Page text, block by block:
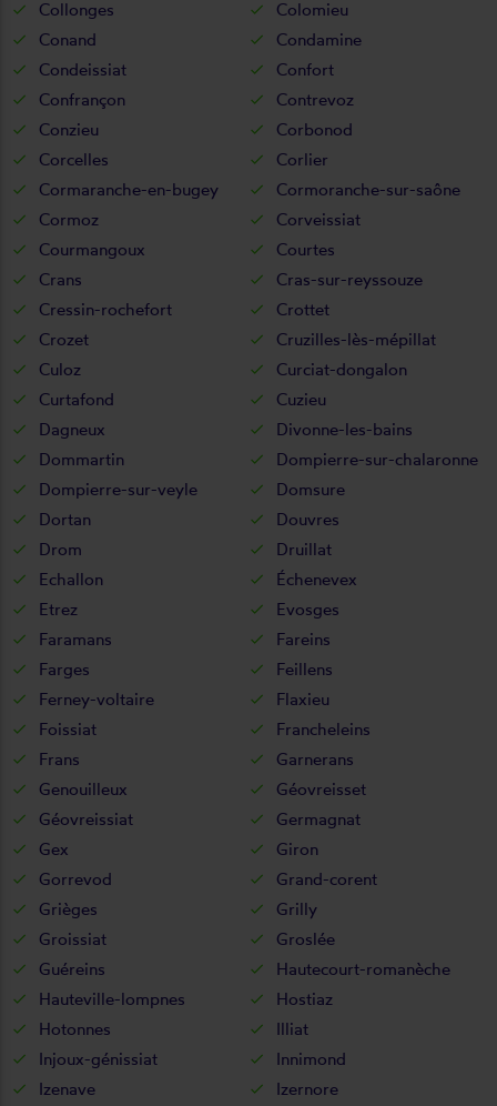
Collonges
Colomieu
Conand
Condamine
Condeissiat
Confort
Confrançon
Contrevoz
Conzieu
Corbonod
Corcelles
Corlier
Cormaranche-en-bugey
Cormoranche-sur-saône
Cormoz
Corveissiat
Courmangoux
Courtes
Crans
Cras-sur-reyssouze
Cressin-rochefort
Crottet
Crozet
Cruzilles-lès-mépillat
Culoz
Curciat-dongalon
Curtafond
Cuzieu
Dagneux
Divonne-les-bains
Dommartin
Dompierre-sur-chalaronne
Dompierre-sur-veyle
Domsure
Dortan
Douvres
Drom
Druillat
Echallon
Échenevex
Etrez
Evosges
Faramans
Fareins
Farges
Feillens
Ferney-voltaire
Flaxieu
Foissiat
Francheleins
Frans
Garnerans
Genouilleux
Géovreisset
Géovreissiat
Germagnat
Gex
Giron
Gorrevod
Grand-corent
Grièges
Grilly
Groissiat
Groslée
Guéreins
Hautecourt-romanèche
Hauteville-lompnes
Hostiaz
Hotonnes
Illiat
Injoux-génissiat
Innimond
Izenave
Izernore